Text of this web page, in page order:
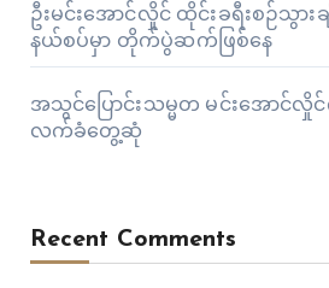
ဦးမင်းအောင်လှိုင် ထိုင်းခရီးစဉ်သွားခ
နယ်စပ်မှာ တိုက်ပွဲဆက်ဖြစ်နေ
အသွင်ပြောင်းသမ္မတ မင်းအောင်လှို
လက်ခံတွေ့ဆုံ
Recent Comments